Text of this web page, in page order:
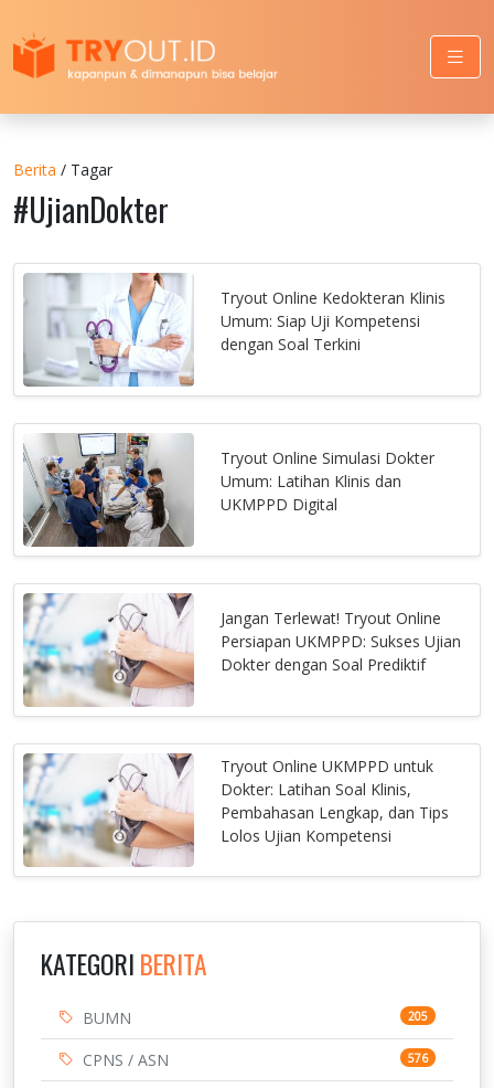
Berita / Tagar
#UjianDokter
Tryout Online Kedokteran Klinis
Umum: Siap Uji Kompetensi
dengan Soal Terkini
Tryout Online Simulasi Dokter
Umum: Latihan Klinis dan
UKMPPD Digital
Jangan Terlewat! Tryout Online
Persiapan UKMPPD: Sukses Ujian
Dokter dengan Soal Prediktif
Tryout Online UKMPPD untuk
Dokter: Latihan Soal Klinis,
Pembahasan Lengkap, dan Tips
Lolos Ujian Kompetensi
KATEGORI BERITA
BUMN 205
CPNS / ASN 576